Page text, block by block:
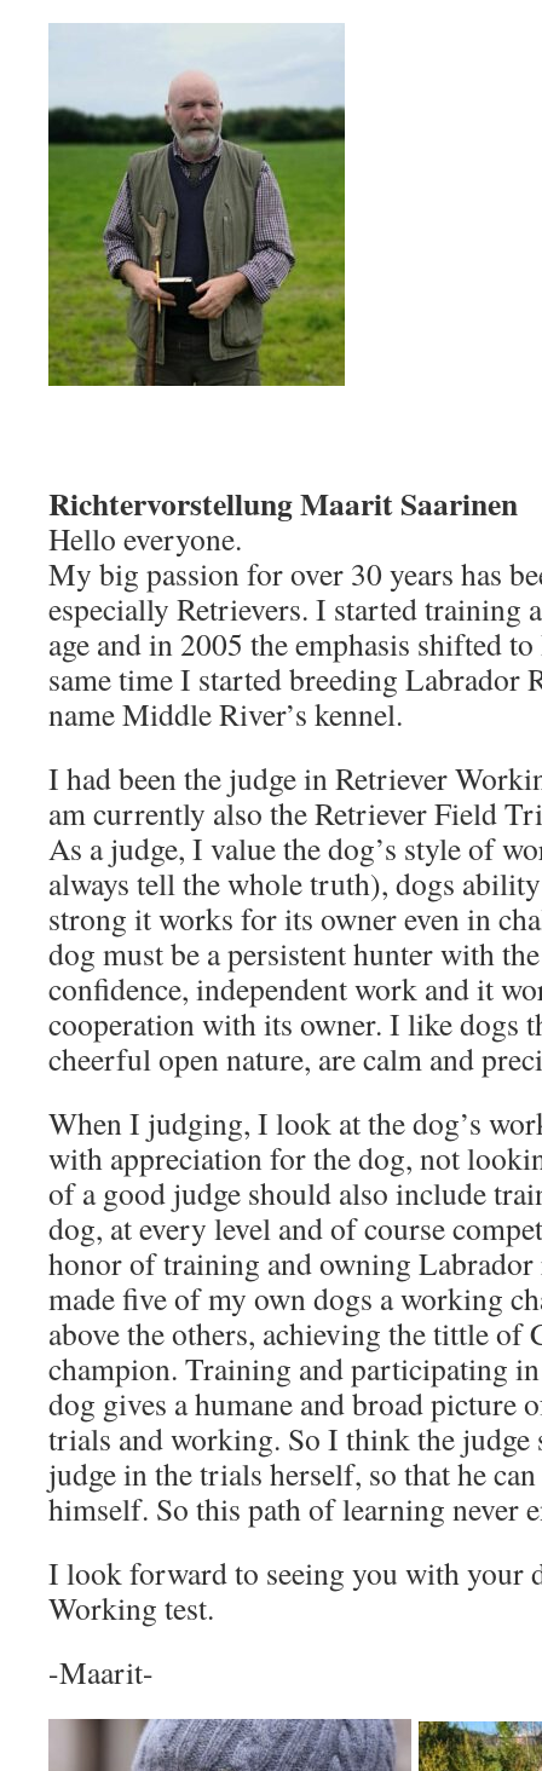
Richtervorstellung Maarit Saarinen
Hello everyone.
My big passion for over 30 years has
especially Retrievers. I started training
age and in 2005 the emphasis shifted
same time I started breeding Labrador
name Middle River’s kennel.
I had been the judge in Retriever
am currently also the Retriever Field
As a judge, I value the dog’s style of
always tell the whole truth), dogs
strong it works for its owner even in
dog must be a persistent hunter with
confidence, independent work and it
cooperation with its owner. I like dogs
cheerful open nature, are calm and
When I judging, I look at the dog’s
with appreciation for the dog, not
of a good judge should also include
dog, at every level and of course
honor of training and owning Labrador
made five of my own dogs a working
above the others, achieving the tittle
champion. Training and participating
dog gives a humane and broad picture
trials and working. So I think the judge
judge in the trials herself, so that he
himself. So this path of learning never
I look forward to seeing you with your
Working test.
-Maarit-